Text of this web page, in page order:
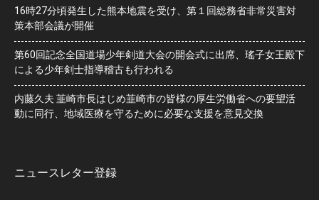
16時27分頃発生した熊本地震を受け、第１回総務省非常災害対
策本部会議が開催
第60回記念全国道場少年剣道大会の開会式に出席、瑤子女王殿下
による少年剣士指導稽古も行われる
内藤久夫 韮崎市長はじめ韮崎市の皆様の厚生労働省への要望活
動に同行、地域医療を守るために必要な支援を意見交換
ニュースレター登録